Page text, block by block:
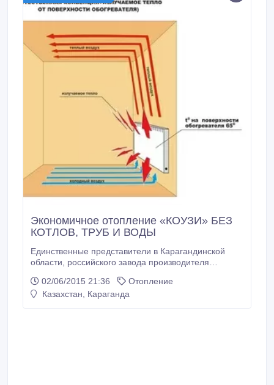
Экономичное отопление «КОУЗИ» БЕЗ
КОТЛОВ, ТРУБ И ВОДЫ
Единственные представители в Карагандинской
области, российского завода производителя
БОЛЬШЕ НЕ НАДО ТОПИТЬ ПЕЧКУ, ПОКУПАТЬ
УГОЛЬ! С СИСТЕМОЙ ОТОПЛЕНИ КОУЗИ ВЫ
02/06/2015 21:36
Отопление
Казахстан, Караганда